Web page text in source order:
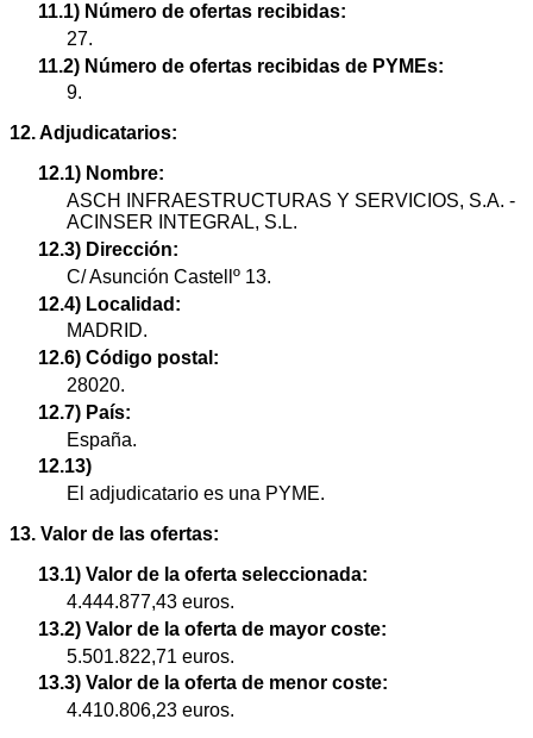
11.1) Número de ofertas recibidas:
27.
11.2) Número de ofertas recibidas de PYMEs:
9.
12. Adjudicatarios:
12.1) Nombre:
ASCH INFRAESTRUCTURAS Y SERVICIOS, S.A. -
ACINSER INTEGRAL, S.L.
12.3) Dirección:
C/ Asunción Castellº 13.
12.4) Localidad:
MADRID.
12.6) Código postal:
28020.
12.7) País:
España.
12.13)
El adjudicatario es una PYME.
13. Valor de las ofertas:
13.1) Valor de la oferta seleccionada:
4.444.877,43 euros.
13.2) Valor de la oferta de mayor coste:
5.501.822,71 euros.
13.3) Valor de la oferta de menor coste:
4.410.806,23 euros.